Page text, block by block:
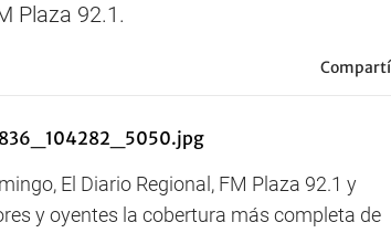
Plaza 92.1.
El Diario Regional, FM Plaza 92.1 y
y oyentes la cobertura más completa de